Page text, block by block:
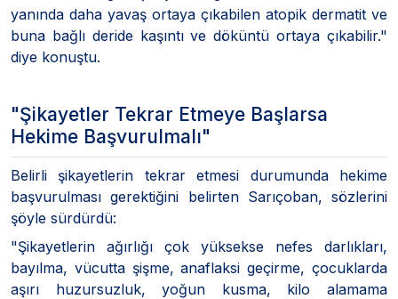
yanında daha yavaş ortaya çıkabilen atopik dermatit ve
buna bağlı deride kaşıntı ve döküntü ortaya çıkabilir."
diye konuştu.
"Şikayetler Tekrar Etmeye Başlarsa
Hekime Başvurulmalı"
Belirli şikayetlerin tekrar etmesi durumunda hekime
başvurulması gerektiğini belirten Sarıçoban, sözlerini
şöyle sürdürdü:
"Şikayetlerin ağırlığı çok yüksekse nefes darlıkları,
bayılma, vücutta şişme, anaflaksi geçirme, çocuklarda
aşırı huzursuzluk, yoğun kusma, kilo alamama